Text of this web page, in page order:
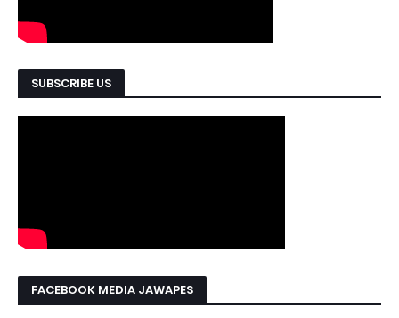
SUBSCRIBE US
FACEBOOK MEDIA JAWAPES